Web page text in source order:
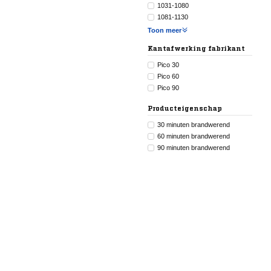
1031-1080
1081-1130
Toon meer
Kantafwerking fabrikant
Pico 30
Pico 60
Pico 90
Producteigenschap
30 minuten brandwerend
60 minuten brandwerend
90 minuten brandwerend